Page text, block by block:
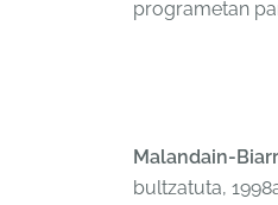
programetan
Malandain-
bultzatuta,